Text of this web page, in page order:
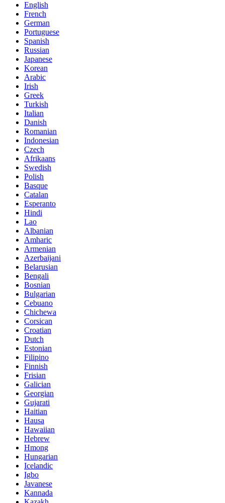
English
French
German
Portuguese
Spanish
Russian
Japanese
Korean
Arabic
Irish
Greek
Turkish
Italian
Danish
Romanian
Indonesian
Czech
Afrikaans
Swedish
Polish
Basque
Catalan
Esperanto
Hindi
Lao
Albanian
Amharic
Armenian
Azerbaijani
Belarusian
Bengali
Bosnian
Bulgarian
Cebuano
Chichewa
Corsican
Croatian
Dutch
Estonian
Filipino
Finnish
Frisian
Galician
Georgian
Gujarati
Haitian
Hausa
Hawaiian
Hebrew
Hmong
Hungarian
Icelandic
Igbo
Javanese
Kannada